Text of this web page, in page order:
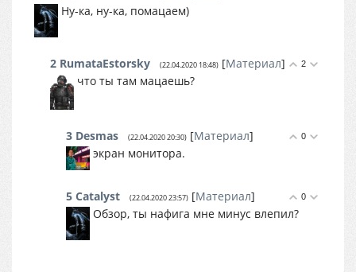
Ну-ка, ну-ка, помацаем)
2
2 RumataEstorsky (22.04.2020 18:48) [Материал]
что ты там мацаешь?
0
3 Desmas (22.04.2020 20:30) [Материал]
экран монитора.
0
5 Catalyst (22.04.2020 23:57) [Материал]
Обзор, ты нафига мне минус влепил?